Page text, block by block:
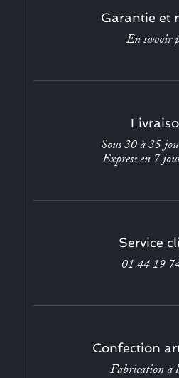
Garantie et
En savoir
Sous 30 à 35
Express en 7
Service
01 44 19
Confection
Fabrication à